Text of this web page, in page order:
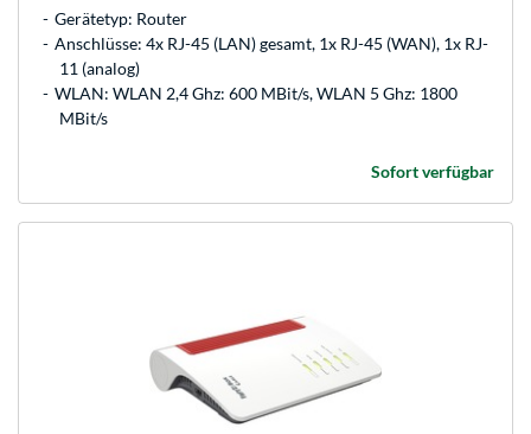
Gerätetyp: Router
Anschlüsse: 4x RJ-45 (LAN) gesamt, 1x RJ-45 (WAN), 1x RJ-
11 (analog)
WLAN: WLAN 2,4 Ghz: 600 MBit/s, WLAN 5 Ghz: 1800
MBit/s
Sofort verfügbar